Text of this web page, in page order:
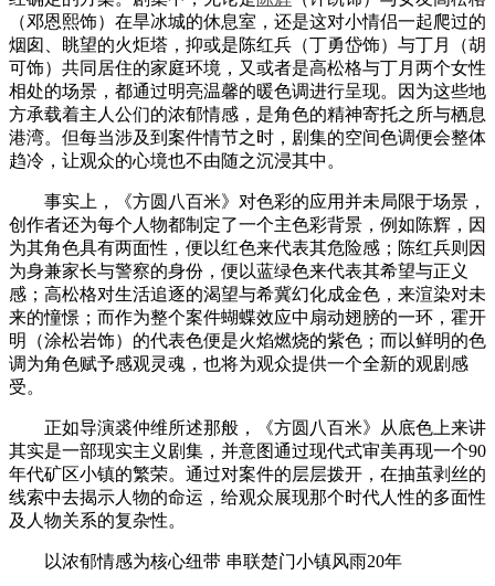
（邓恩熙饰）在旱冰城的休息室，还是这对小情侣一起爬过的
烟囱、眺望的火炬塔，抑或是陈红兵（丁勇岱饰）与丁月（胡
可饰）共同居住的家庭环境，又或者是高松格与丁月两个女性
相处的场景，都通过明亮温馨的暖色调进行呈现。因为这些地
方承载着主人公们的浓郁情感，是角色的精神寄托之所与栖息
港湾。但每当涉及到案件情节之时，剧集的空间色调便会整体
趋冷，让观众的心境也不由随之沉浸其中。
事实上，《方圆八百米》对色彩的应用并未局限于场景，
创作者还为每个人物都制定了一个主色彩背景，例如陈辉，因
为其角色具有两面性，便以红色来代表其危险感；陈红兵则因
为身兼家长与警察的身份，便以蓝绿色来代表其希望与正义
感；高松格对生活追逐的渴望与希冀幻化成金色，来渲染对未
来的憧憬；而作为整个案件蝴蝶效应中扇动翅膀的一环，霍开
明（涂松岩饰）的代表色便是火焰燃烧的紫色；而以鲜明的色
调为角色赋予感观灵魂，也将为观众提供一个全新的观剧感
受。
正如导演裘仲维所述那般，《方圆八百米》从底色上来讲
其实是一部现实主义剧集，并意图通过现代式审美再现一个90
年代矿区小镇的繁荣。通过对案件的层层拨开，在抽茧剥丝的
线索中去揭示人物的命运，给观众展现那个时代人性的多面性
及人物关系的复杂性。
以浓郁情感为核心纽带 串联楚门小镇风雨20年